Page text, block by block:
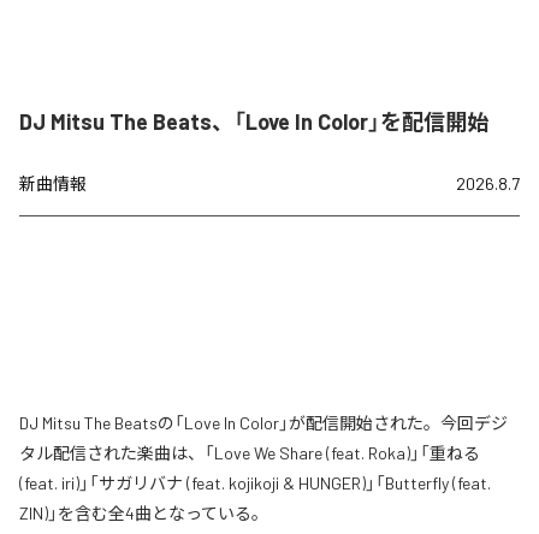
DJ Mitsu The Beats、「Love In Color」を配信開始
新曲情報 2026.8.7
DJ Mitsu The Beatsの「Love In Color」が配信開始された。今回デジ
タル配信された楽曲は、「Love We Share (feat. Roka)」「重ねる
(feat. iri)」「サガリバナ (feat. kojikoji & HUNGER)」「Butterfly (feat.
ZIN)」を含む全4曲となっている。